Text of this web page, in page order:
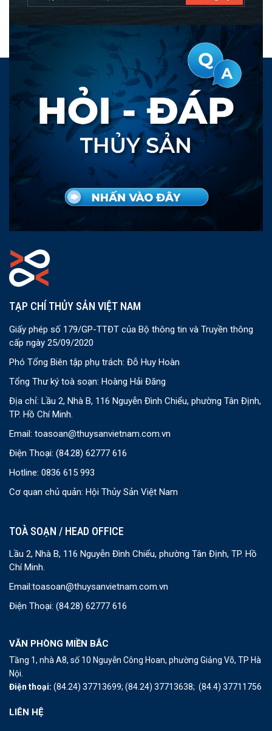
TẠP CHÍ THỦY SẢN VIỆT NAM
Giấy phép số 179/GP-TTĐT của Bộ thông tin và Truyền thông
cấp ngày 25/09/2020
Phó Tổng Biên tập phụ trách: Đỗ Huy Hoàn
Tổng Thư ký toà soạn: Hoàng Hải Đăng
Địa chỉ: Lầu 2, Nhà B, 116 Nguyễn Đình Chiểu, phường Tân Định,
TP. Hồ Chí Minh.
Email: toasoan@thuysanvietnam.com.vn
Điện Thoại: (84.28) 62777 616
Hotline: 0836 615 993
Cơ quan chủ quản: Hội Thủy Sản Việt Nam
TOÀ SOẠN / HEAD OFFICE
Lầu 2, Nhà B, 116 Nguyễn Đình Chiểu, phường Tân Định, TP. Hồ
Chí Minh.
Email:toasoan@thuysanvietnam.com.vn
Điện Thoại: (84.28) 62777 616
VĂN PHÒNG MIỀN BẮC
Tầng 1, nhà A8, số 10 Nguyễn Công Hoan, phường Giảng Võ, TP Hà
Nội.
Điện thoại: (84.24) 37713699; (84.24) 37713638; (84.4) 37711756
LIÊN HỆ